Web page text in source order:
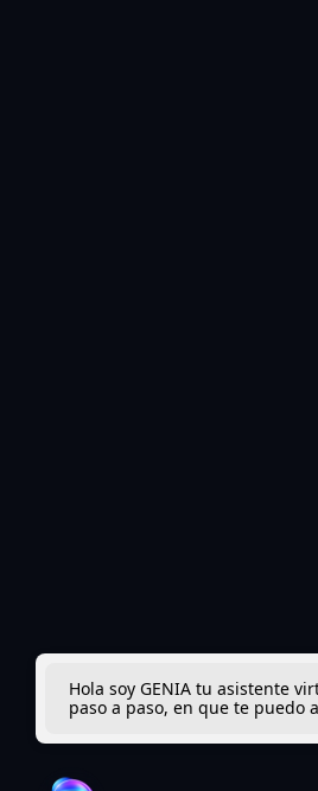
Hola soy GENIA tu asistente
paso a paso, en que te puedo